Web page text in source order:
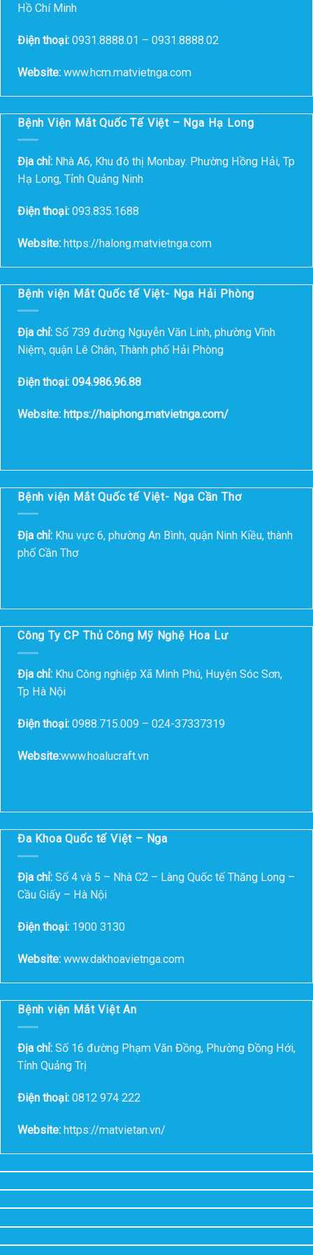
Hồ Chí Minh
Điện thoại: 0931.8888.01 – 0931.8888.02
Website: www.hcm.matvietnga.com
Bệnh Viện Mắt Quốc Tế Việt – Nga Hạ Long
Địa chỉ: Nhà A6, Khu đô thị Monbay. Phường Hồng Hải, Tp
Hạ Long, Tỉnh Quảng Ninh
Điện thoại: 093.835.1688
Website: https://halong.matvietnga.com
Bệnh viện Mắt Quốc tế Việt- Nga Hải Phòng
Địa chỉ: Số 739 đường Nguyễn Văn Linh, phường Vĩnh
Niệm, quận Lê Chân, Thành phố Hải Phòng
Điện thoại: 094.986.96.88
Website: https://haiphong.matvietnga.com/
Bệnh viện Mắt Quốc tế Việt- Nga Cần Thơ
Địa chỉ: Khu vực 6, phường An Bình, quận Ninh Kiều, thành
phố Cần Thơ
Công Ty CP Thủ Công Mỹ Nghệ Hoa Lư
Địa chỉ: Khu Công nghiệp Xã Minh Phú, Huyện Sóc Sơn,
Tp Hà Nội
Điện thoại: 0988.715.009 – 024-37337319
Website:www.hoalucraft.vn
Đa Khoa Quốc tế Việt – Nga
Địa chỉ: Số 4 và 5 – Nhà C2 – Làng Quốc tế Thăng Long –
Cầu Giấy – Hà Nội
Điện thoại: 1900 3130
Website: www.dakhoavietnga.com
Bệnh viện Mắt Việt An
Địa chỉ: Số 16 đường Phạm Văn Đồng, Phường Đồng Hới,
Tỉnh Quảng Trị
Điện thoại: 0812 974 222
Website: https://matvietan.vn/